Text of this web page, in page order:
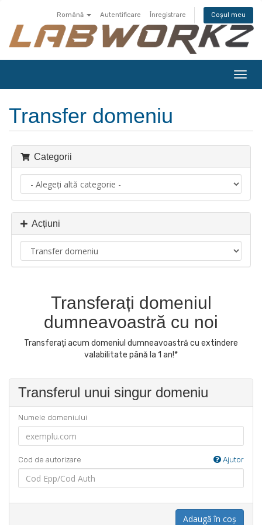
Română Autentificare Înregistrare Coșul meu
Transfer domeniu
Categorii
Acțiuni
Transferați domeniul
dumneavoastră cu noi
Transferați acum domeniul dumneavoastră cu extindere
valabilitate până la 1 an!*
Transferul unui singur domeniu
Numele domeniului
Cod de autorizare Ajutor
Adaugă în coș